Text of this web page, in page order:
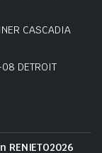
CASCADIA
DETROIT